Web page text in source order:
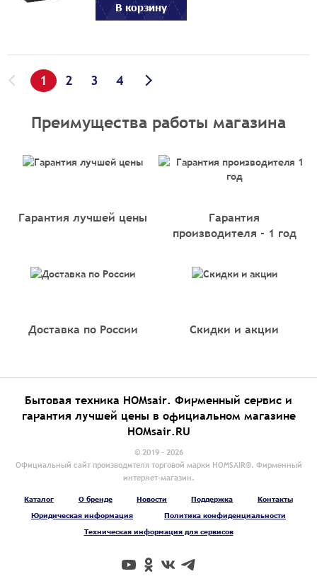
В корзину
1 2 3 4
Преимущества работы магазина
Гарантия лучшей цены
Гарантия
производителя - 1 год
Доставка по России Скидки и акции
Бытовая техника HOMsair. Фирменный сервис и
гарантия лучшей цены в официальном магазине
HOMsair.RU
© 2019 - 2026
Официальный сайт производителя торговой марки HOMSAIR®. Фирменный
интернет-магазин.
Каталог О бренде Новости Поддержка
Контакты
Юридическая информация
Политика конфиденциальности
Техническая информация для сервисов